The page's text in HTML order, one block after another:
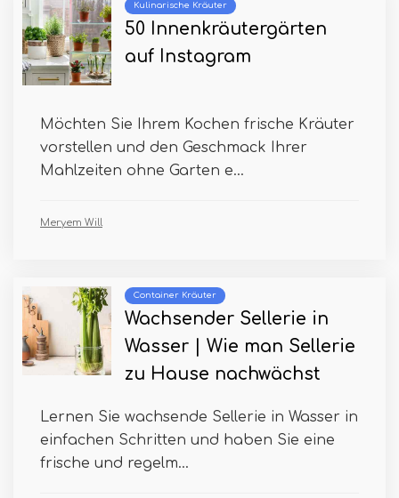
Kulinarische Kräuter
50 Innenkräutergärten
auf Instagram
Möchten Sie Ihrem Kochen frische Kräuter
vorstellen und den Geschmack Ihrer
Mahlzeiten ohne Garten e...
Meryem Will
Container Kräuter
Wachsender Sellerie in
Wasser | Wie man Sellerie
zu Hause nachwächst
Lernen Sie wachsende Sellerie in Wasser in
einfachen Schritten und haben Sie eine
frische und regelm...